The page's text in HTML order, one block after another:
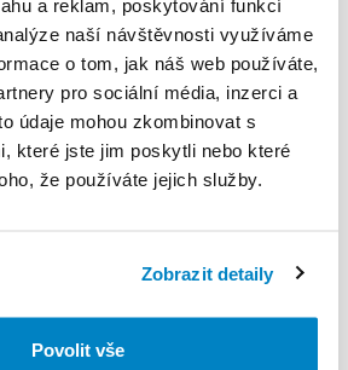
a reklam, poskytování funkcí
naší návštěvnosti využíváme
o tom, jak náš web používáte,
pro sociální média, inzerci a
údaje mohou zkombinovat s
které jste jim poskytli nebo které
že používáte jejich služby.
Zobrazit detaily
Povolit vše
Decathlon Győr
1 490 HUF /den